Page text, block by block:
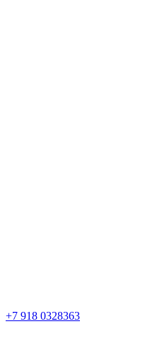
+7 918 0328363